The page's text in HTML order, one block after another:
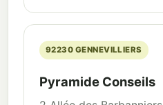
92230 GENNEVILLIERS
Pyramide Conseils